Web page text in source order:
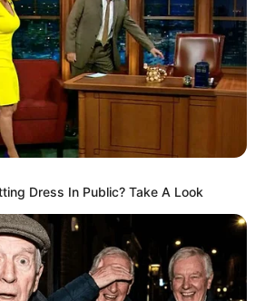
de descanso, você pode
Dress In Public? Take A Look